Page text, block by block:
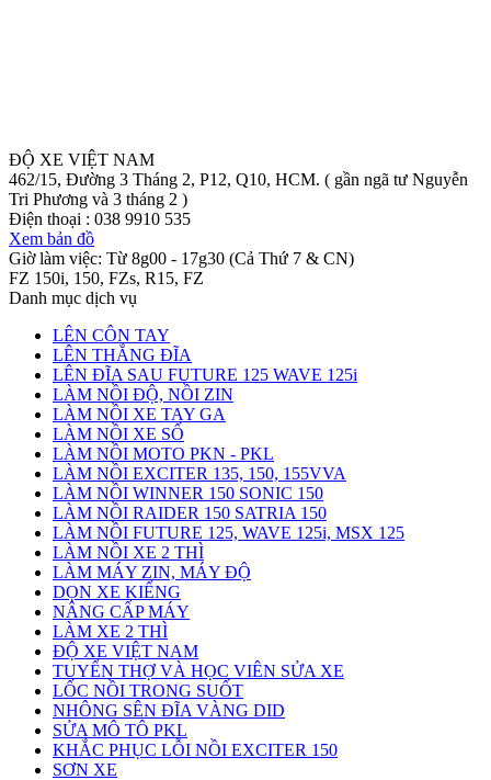
ĐỘ XE VIỆT NAM
462/15, Đường 3 Tháng 2, P12, Q10, HCM. ( gần ngã tư Nguyễn
Tri Phương và 3 tháng 2 )
Điện thoại : 038 9910 535
Xem bản đồ
Giờ làm việc: Từ 8g00 - 17g30 (Cả Thứ 7 & CN)
FZ 150i, 150, FZs, R15, FZ
Danh mục dịch vụ
LÊN CÔN TAY
LÊN THẮNG ĐĨA
LÊN ĐĨA SAU FUTURE 125 WAVE 125i
LÀM NỒI ĐỘ, NỒI ZIN
LÀM NỒI XE TAY GA
LÀM NỒI XE SỐ
LÀM NỒI MOTO PKN - PKL
LÀM NỒI EXCITER 135, 150, 155VVA
LÀM NỒI WINNER 150 SONIC 150
LÀM NỒI RAIDER 150 SATRIA 150
LÀM NỒI FUTURE 125, WAVE 125i, MSX 125
LÀM NỒI XE 2 THÌ
LÀM MÁY ZIN, MÁY ĐỘ
DỌN XE KIỂNG
NÂNG CẤP MÁY
LÀM XE 2 THÌ
ĐỘ XE VIỆT NAM
TUYỂN THỢ VÀ HỌC VIÊN SỬA XE
LỐC NỒI TRONG SUỐT
NHÔNG SÊN ĐĨA VÀNG DID
SỬA MÔ TÔ PKL
KHẮC PHỤC LỖI NỒI EXCITER 150
SƠN XE